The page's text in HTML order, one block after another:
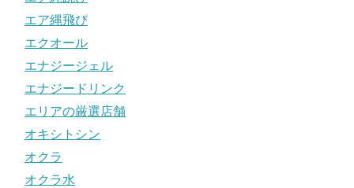
エア縄飛び
エクオール
エナジージェル
エナジードリンク
エリアの厳選店舗
オキシトシン
オクラ
オクラ水